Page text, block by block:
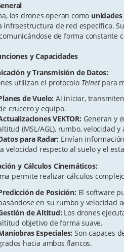
los drones operan como
infraestructura de red específica.
de forma constante
y Capacidades
y Transmisión de Datos:
utilizan el protocolo Telnetpara
de Vuelo: Al iniciar,
crucero y equipo.
VEKTOR: Generan y
(MSL/AGL), rumbo, velocidad
para Radar: Envían
velocidad respecto al suelo y el
y Cálculos Cinemáticos:
permite realizar cálculos
de Posición: El software
en su rumbo y velocidad
de Altitud: Los drones
objetivo de forma suave.
Especiales: Son capaces
hacia ambos flancos.